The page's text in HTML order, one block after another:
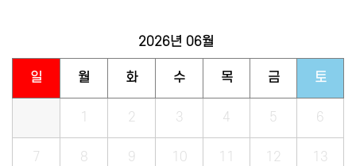
2026년 06월
일 월 화 수 목 금 토
1 2 3 4 5 6
7 8 9 10 11 12 13